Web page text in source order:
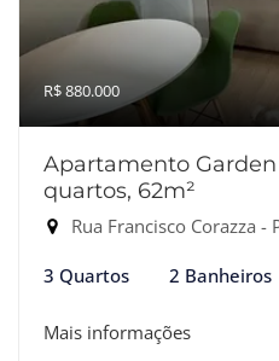
R$ 880.000
Apartamento
quartos, 62m²
Rua Francisco Corazza - Parque
3 Quartos 2 Banheiros
Mais informações